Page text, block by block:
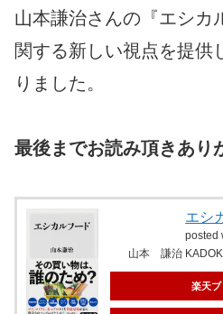
山本謙治さんの『エシカ
関する新しい視点を提供
りました。
最後までお読み頂きあり
エシ
posted
山本 謙治
楽天ブ